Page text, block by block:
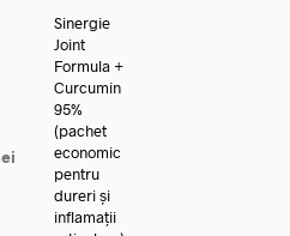
lei
Sinergie
Joint
Formula +
Curcumin
95%
(pachet
economic
pentru
dureri și
inflamații